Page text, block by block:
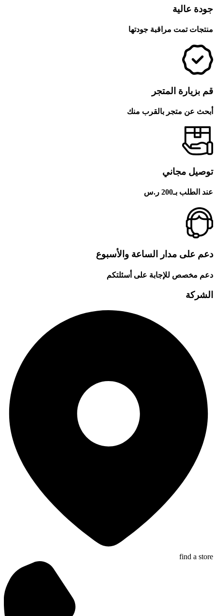
جودة عالية
منتجات تمت مراقبة جودتها
قم بزيارة المتجر
أبحث عن متجر بالقرب منك
توصيل مجاني
عند الطلب بـ200 ر.س
دعم على مدار الساعة والأسبوع
دعم مخصص للإجابة على أسئلتكم
الشركة
find a store